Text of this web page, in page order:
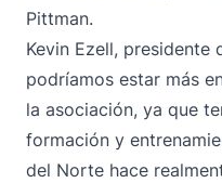
Pittman.
Kevin Ezell, presidente
podríamos estar más
la asociación, ya que
formación y
del Norte hace